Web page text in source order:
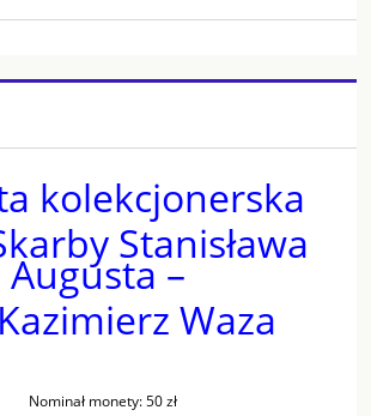
kolekcjonerska
Stanisława
Augusta –
Waza
Nominał monety: 50 zł